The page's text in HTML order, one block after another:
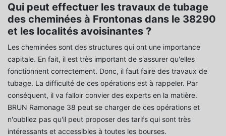
Qui peut effectuer les travaux de tubage
des cheminées à Frontonas dans le 38290
et les localités avoisinantes ?
Les cheminées sont des structures qui ont une importance
capitale. En fait, il est très important de s'assurer qu'elles
fonctionnent correctement. Donc, il faut faire des travaux de
tubage. La difficulté de ces opérations est à rappeler. Par
conséquent, il va falloir convier des experts en la matière.
BRUN Ramonage 38 peut se charger de ces opérations et
n'oubliez pas qu'il peut proposer des tarifs qui sont très
intéressants et accessibles à toutes les bourses.